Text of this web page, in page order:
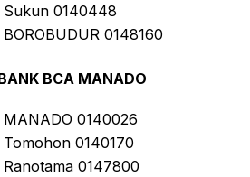
0140448
0148160
BCA MANADO
0140026
0140170
0147800